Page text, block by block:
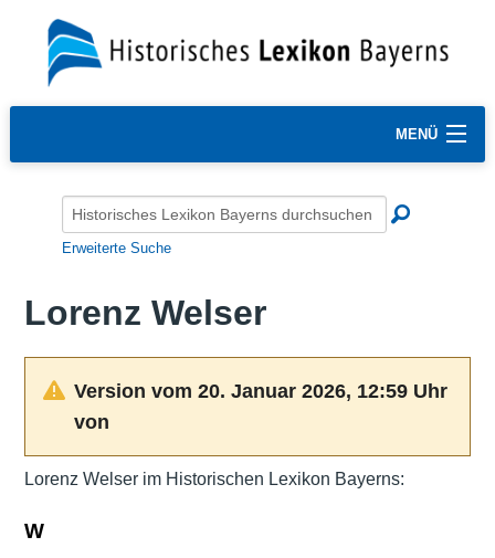
MENÜ
Erweiterte Suche
Lorenz Welser
Version vom 20. Januar 2026, 12:59 Uhr
von
Lorenz Welser im Historischen Lexikon Bayerns:
W